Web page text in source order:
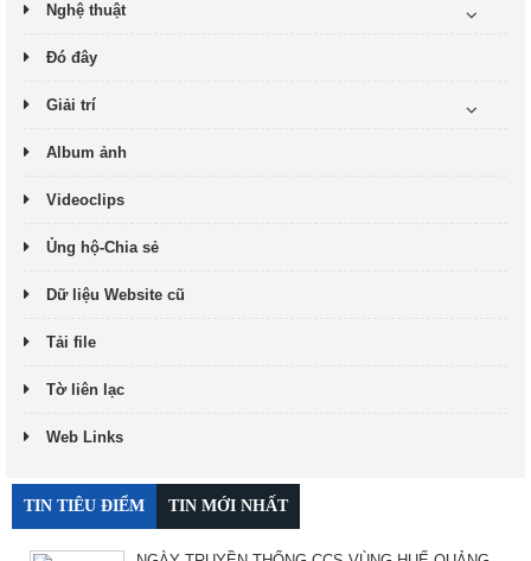
Nghệ thuật
Đó đây
Giải trí
Album ảnh
Videoclips
Ủng hộ-Chia sẻ
Dữ liệu Website cũ
Tải file
Tờ liên lạc
Web Links
TIN TIÊU ĐIỂM TIN MỚI NHẤT